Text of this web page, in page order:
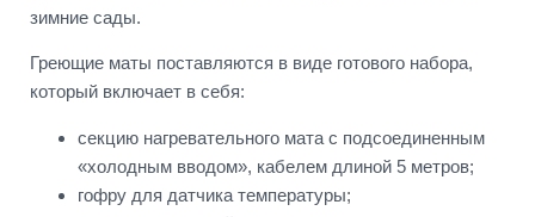
зимние сады.
Греющие маты поставляются в виде готового набора,
который включает в себя:
секцию нагревательного мата с подсоединенным
«холодным вводом», кабелем длиной 5 метров;
гофру для датчика температуры;